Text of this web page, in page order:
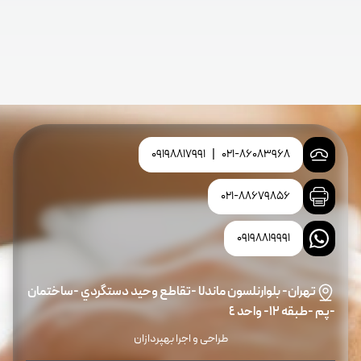
021-86083968
09198817991
021-88679856
09198819991
تهران- بلوارنلسون ماندلا -تقاطع وحيد دستگردي -ساختمان
-پم -طبقه ١٢- واحد ٤
طراحی و اجرا بهپردازان